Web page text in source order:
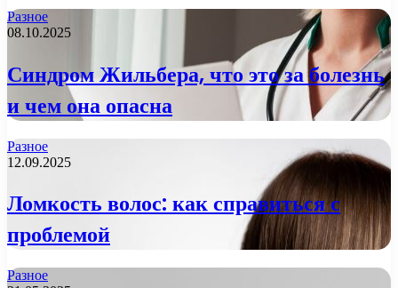
Разное
08.10.2025
Синдром Жильбера, что это за болезнь
и чем она опасна
Разное
12.09.2025
Ломкость волос: как справиться с
проблемой
Разное